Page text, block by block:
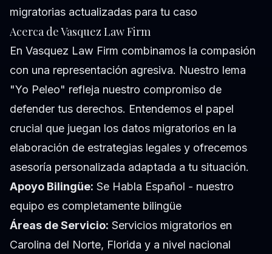
migratorias actualizadas para tu caso
Acerca de Vasquez Law Firm
En Vasquez Law Firm combinamos la compasión
con una representación agresiva. Nuestro lema
"Yo Peleo" refleja nuestro compromiso de
defender tus derechos. Entendemos el papel
crucial que juegan los datos migratorios en la
elaboración de estrategias legales y ofrecemos
asesoría personalizada adaptada a tu situación.
Apoyo Bilingüe: Se Habla Español - nuestro
equipo es completamente bilingüe
Áreas de Servicio: Servicios migratorios en
Carolina del Norte, Florida y a nivel nacional